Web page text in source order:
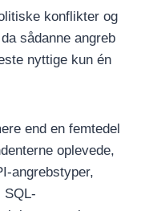
konflikter og
sådanne angreb
nyttige kun én
end en femtedel
oplevede,
angrebstyper,
SQL-